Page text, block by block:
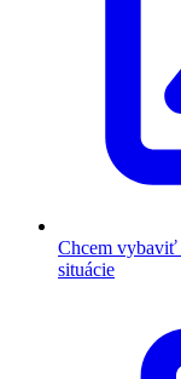
Chcem vybaviť
situácie